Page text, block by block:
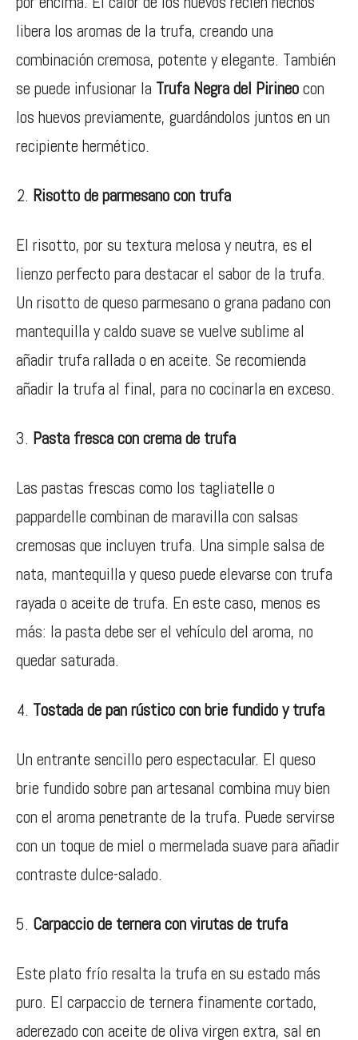
libera los aromas de la trufa, creando una
combinación cremosa, potente y elegante. También
se puede infusionar la Trufa Negra del Pirineocon
los huevos previamente, guardándolos juntos en un
recipiente hermético.
Risotto de parmesano con trufa
El risotto, por su textura melosa y neutra, es el
lienzo perfecto para destacar el sabor de la trufa.
Un risotto de queso parmesano o grana padano con
mantequilla y caldo suave se vuelve sublime al
añadir trufa rallada o en aceite. Se recomienda
añadir la trufa al final, para no cocinarla en exceso.
Pasta fresca con crema de trufa
Las pastas frescas como los tagliatelle o
pappardelle combinan de maravilla con salsas
cremosas que incluyen trufa. Una simple salsa de
nata, mantequilla y queso puede elevarse con trufa
rayada o aceite de trufa. En este caso, menos es
más: la pasta debe ser el vehículo del aroma, no
quedar saturada.
Tostada de pan rústico con brie fundido y trufa
Un entrante sencillo pero espectacular. El queso
brie fundido sobre pan artesanal combina muy bien
con el aroma penetrante de la trufa. Puede servirse
con un toque de miel o mermelada suave para añadir
contraste dulce-salado.
Carpaccio de ternera con virutas de trufa
Este plato frío resalta la trufa en su estado más
puro. El carpaccio de ternera finamente cortado,
aderezado con aceite de oliva virgen extra, sal en